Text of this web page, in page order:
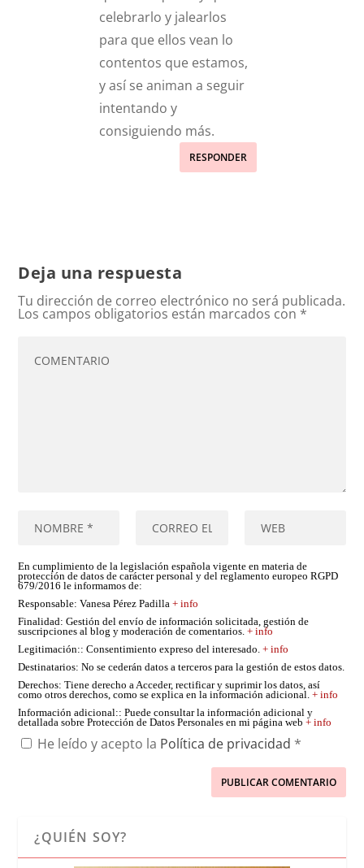
celebrarlo y jalearlos
para que ellos vean lo
contentos que estamos,
y así se animan a seguir
intentando y
consiguiendo más.
RESPONDER
Deja una respuesta
Tu dirección de correo electrónico no será publicada.
Los campos obligatorios están marcados con *
En cumplimiento de la legislación española vigente en materia de
protección de datos de carácter personal y del reglamento europeo RGPD
679/2016 le informamos de:
Responsable: Vanesa Pérez Padilla+ info
Finalidad: Gestión del envío de información solicitada, gestión de
suscripciones al blog y moderación de comentarios.+ info
Legitimación:: Consentimiento expreso del interesado.+ info
Destinatarios: No se cederán datos a terceros para la gestión de estos datos.
Derechos: Tiene derecho a Acceder, rectificar y suprimir los datos, así
como otros derechos, como se explica en la información adicional.+ info
Información adicional:: Puede consultar la información adicional y
detallada sobre Protección de Datos Personales en mi página web+ info
He leído y acepto la Política de privacidad *
¿QUIÉN SOY?